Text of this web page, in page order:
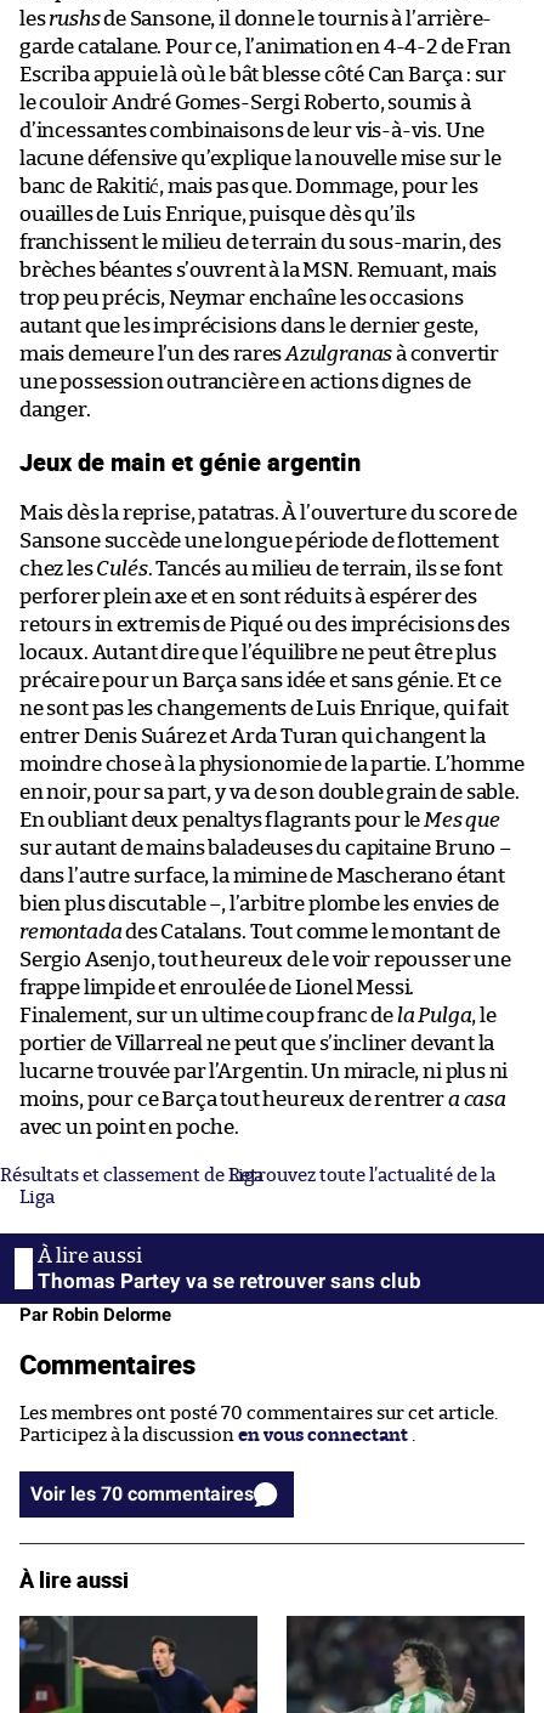
lesrushsde Sansone, il donne le tournis à l’arrière-
garde catalane. Pour ce, l’animation en 4-4-2 de Fran
Escriba appuie là où le bât blesse côté Can Barça : sur
le couloir André Gomes-Sergi Roberto, soumis à
d’incessantes combinaisons de leur vis-à-vis. Une
lacune défensive qu’explique la nouvelle mise sur le
banc de Rakitić, mais pas que. Dommage, pour les
ouailles de Luis Enrique, puisque dès qu’ils
franchissent le milieu de terrain du sous-marin, des
brèches béantes s’ouvrent à la MSN. Remuant, mais
trop peu précis, Neymar enchaîne les occasions
autant que les imprécisions dans le dernier geste,
mais demeure l’un des raresAzulgranasà convertir
une possession outrancière en actions dignes de
danger.
Jeux de main et génie argentin
Mais dès la reprise, patatras. À l’ouverture du score de
Sansone succède une longue période de flottement
chez lesCulés. Tancés au milieu de terrain, ils se font
perforer plein axe et en sont réduits à espérer des
retours in extremis de Piqué ou des imprécisions des
locaux. Autant dire que l’équilibre ne peut être plus
précaire pour un Barça sans idée et sans génie. Et ce
ne sont pas les changements de Luis Enrique, qui fait
entrer Denis Suárez et Arda Turan qui changent la
moindre chose à la physionomie de la partie. L’homme
en noir, pour sa part, y va de son double grain de sable.
En oubliant deux penaltys flagrants pour le Mes que
sur autant de mains baladeuses du capitaine Bruno –
dans l’autre surface, la mimine de Mascherano étant
bien plus discutable –, l’arbitre plombe les envies de
remontadades Catalans. Tout comme le montant de
Sergio Asenjo, tout heureux de le voir repousser une
frappe limpide et enroulée de Lionel Messi.
Finalement, sur un ultime coup franc de la Pulga, le
portier de Villarreal ne peut que s’incliner devant la
lucarne trouvée par l’Argentin. Un miracle, ni plus ni
moins, pour ce Barça tout heureux de rentrera casa
avec un point en poche.
Résultats et classement de LigaRetrouvez toute l’actualité de la
Liga
Thomas Partey va se retrouver sans club
Par Robin Delorme
Commentaires
Les membres ont posté 70 commentaires sur cet article.
Participez à la discussion en vous connectant .
Voir les 70 commentaires
À lire aussi